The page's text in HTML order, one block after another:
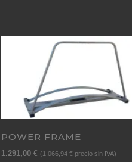
POWER FRAME
1.291,00 € (1.066,94 €precio sin IVA)